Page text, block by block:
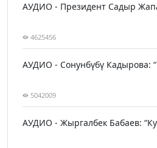
АУДИО - Президент Садыр
4625456
АУДИО - Сонунбүбү Кадырова:
5042009
АУДИО - Жыргалбек Бабаев: